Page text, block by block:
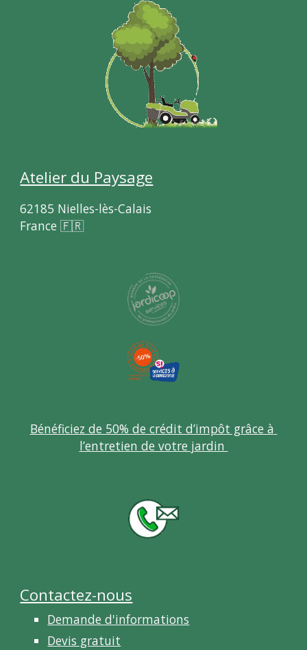
Atelier du Paysage
62185 Nielles-lès-Calais
France 🇫🇷
Bénéficiez de 50% de crédit d’impôt grâce à
l’entretien de votre jardin
Contactez-nous
Demande d'informations
Devis gratuit